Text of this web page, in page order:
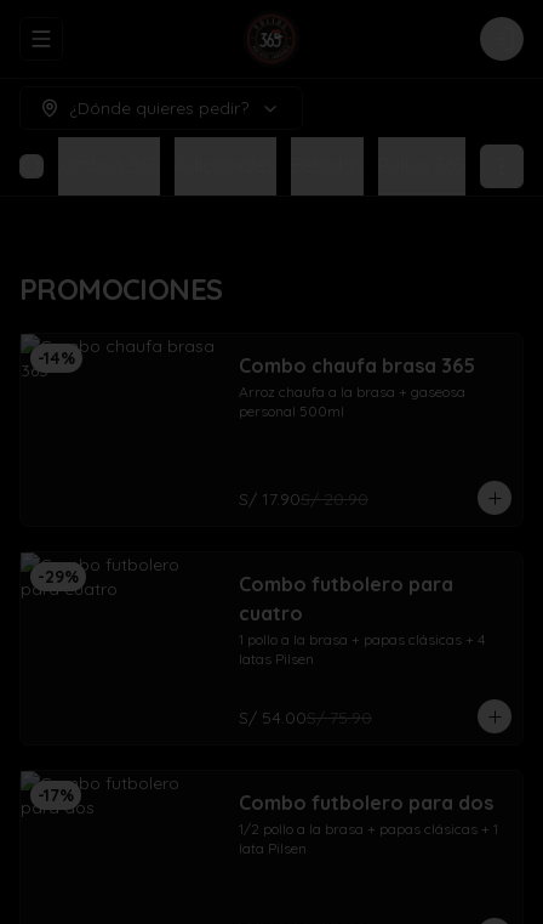
Abrir menu de navegación Login
¿Dónde quieres pedir?
PROMOCIONES
-14% Combo chaufa brasa 365
Arroz chaufa a la brasa + gaseosa
personal 500ml
S/ 17.90S/ 20.90
-29%
Combo futbolero para
cuatro
1 pollo a la brasa + papas clásicas + 4
latas Pilsen
S/ 54.00S/ 75.90
-17% Combo futbolero para dos
1/2 pollo a la brasa + papas clásicas + 1
lata Pilsen